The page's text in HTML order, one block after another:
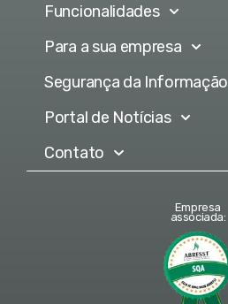
Funcionalidades
Para a sua empresa
Segurança da Informação
Portal de Notícias
Contato
Empresa
associada: